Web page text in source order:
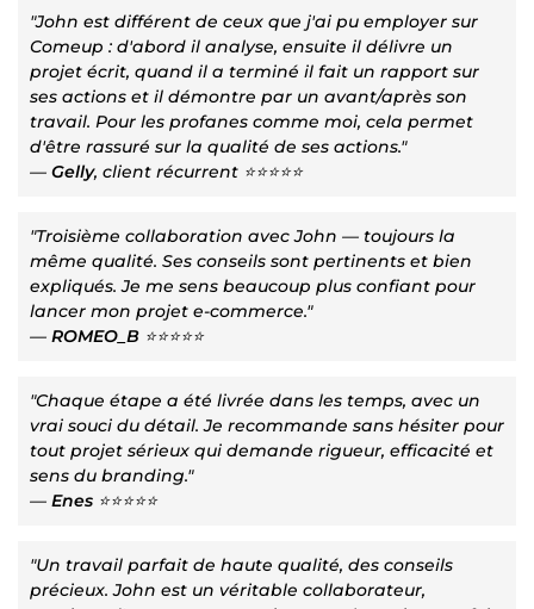
"John est différent de ceux que j'ai pu employer sur
Comeup : d'abord il analyse, ensuite il délivre un
projet écrit, quand il a terminé il fait un rapport sur
ses actions et il démontre par un avant/après son
travail. Pour les profanes comme moi, cela permet
d'être rassuré sur la qualité de ses actions."
— Gelly, client récurrent ⭐⭐⭐⭐⭐
"Troisième collaboration avec John — toujours la
même qualité. Ses conseils sont pertinents et bien
expliqués. Je me sens beaucoup plus confiant pour
lancer mon projet e-commerce."
— ROMEO_B ⭐⭐⭐⭐⭐
"Chaque étape a été livrée dans les temps, avec un
vrai souci du détail. Je recommande sans hésiter pour
tout projet sérieux qui demande rigueur, efficacité et
sens du branding."
— Enes ⭐⭐⭐⭐⭐
"Un travail parfait de haute qualité, des conseils
précieux. John est un véritable collaborateur,